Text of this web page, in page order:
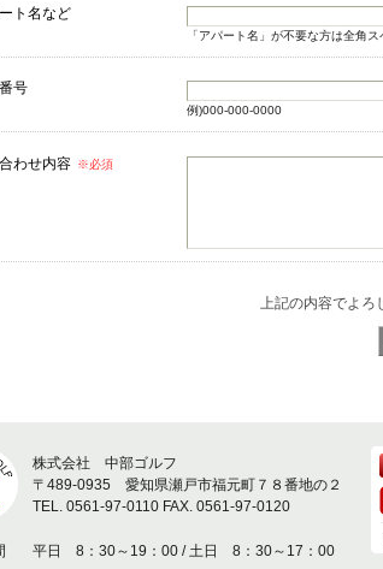
ト名など
「アパート名」が不要な方は全角ス
号
例)000-000-0000
わせ内容 ※必須
上記の内容でよろ
株式会社 中部ゴルフ
〒489-0935 愛知県瀬戸市福元町７８番地の２
TEL. 0561-97-0110 FAX. 0561-97-0120
平日 8：30～19：00 / 土日 8：30～17：00